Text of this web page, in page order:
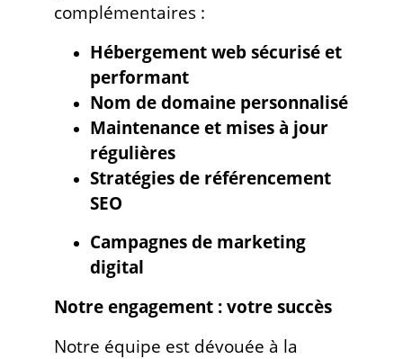
complémentaires :
Hébergement web sécurisé et
performant
Nom de domaine personnalisé
Maintenance et mises à jour
régulières
Stratégies de référencement
SEO
Campagnes de marketing
digital
Notre engagement : votre succès
Notre équipe est dévouée à la